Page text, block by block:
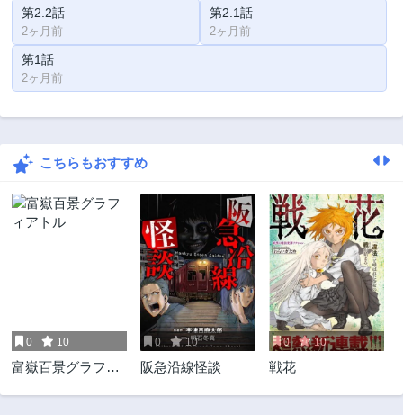
第2.2話
2ヶ月前
第2.1話
2ヶ月前
第1話
2ヶ月前
こちらもおすすめ
0 10
富嶽百景グラフィ
0 10
阪急沿線怪談
0 10
戦花